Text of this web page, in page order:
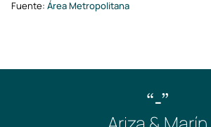
Fuente: Área Metropolitana
“-”